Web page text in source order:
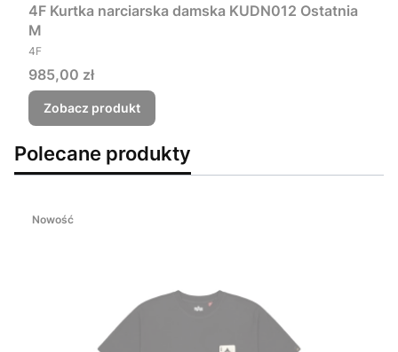
4F Kurtka narciarska damska KUDN012 Ostatnia
M
PRODUCENT
4F
Cena
985,00 zł
Zobacz produkt
Polecane produkty
Nowość